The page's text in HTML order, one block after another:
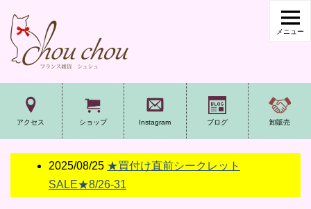
アクセス ショップ Instagram ブログ 卸販売
2025/08/25 ★買付け直前シークレット
SALE★8/26-31